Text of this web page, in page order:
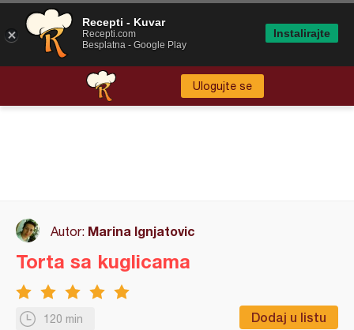
Ulogujte se
Autor: Marina Ignjatovic
120 min Dodaj u listu
Torta sa kuglicama
Recepti - Kuvar
Recepti.com
Besplatna - Google Play
Instalirajte